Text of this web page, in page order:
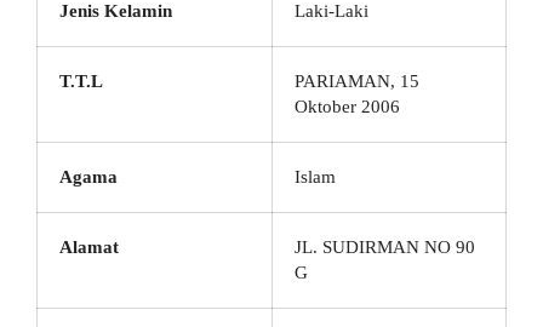
Jenis Kelamin Laki-Laki
T.T.L
PARIAMAN, 15
Oktober 2006
Agama Islam
Alamat
JL. SUDIRMAN NO 90
G